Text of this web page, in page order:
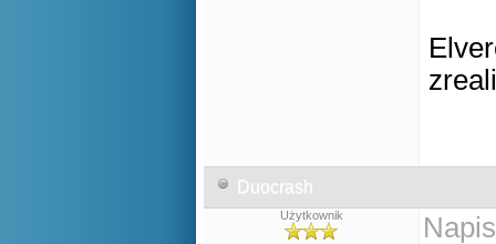
Duocrash
Użytkownik